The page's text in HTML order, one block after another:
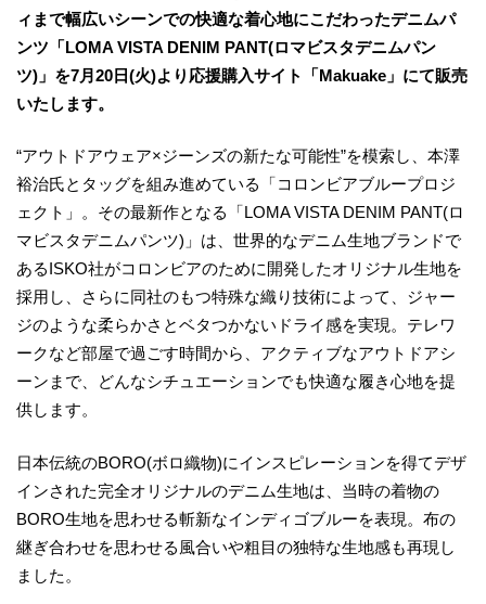
ィまで幅広いシーンでの快適な着心地にこだわったデニムパ
ンツ「LOMA VISTA DENIM PANT(ロマビスタデニムパン
ツ)」を7月20日(火)より応援購入サイト「Makuake」にて販売
いたします。
“アウトドアウェア×ジーンズの新たな可能性”を模索し、本澤
裕治氏とタッグを組み進めている「コロンビアブループロジ
ェクト」。その最新作となる「LOMA VISTA DENIM PANT(ロ
マビスタデニムパンツ)」は、世界的なデニム生地ブランドで
あるISKO社がコロンビアのために開発したオリジナル生地を
採用し、さらに同社のもつ特殊な織り技術によって、ジャー
ジのような柔らかさとベタつかないドライ感を実現。テレワ
ークなど部屋で過ごす時間から、アクティブなアウトドアシ
ーンまで、どんなシチュエーションでも快適な履き心地を提
供します。
日本伝統のBORO(ボロ織物)にインスピレーションを得てデザ
インされた完全オリジナルのデニム生地は、当時の着物の
BORO生地を思わせる斬新なインディゴブルーを表現。布の
継ぎ合わせを思わせる風合いや粗目の独特な生地感も再現し
ました。